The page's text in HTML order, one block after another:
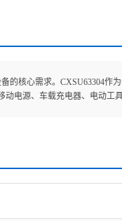
核心需求。CXSU63304作
电源、车载充电器、电动工